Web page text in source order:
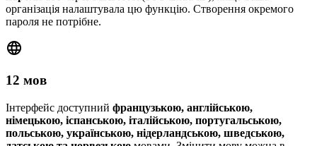
організація налаштувала цю функцію. Створення окремого
пароля не потрібне.
language
12 мов
Інтерфейс доступний французькою, англійською,
німецькою, іспанською, італійською, португальською,
польською, українською, нідерландською, шведською,